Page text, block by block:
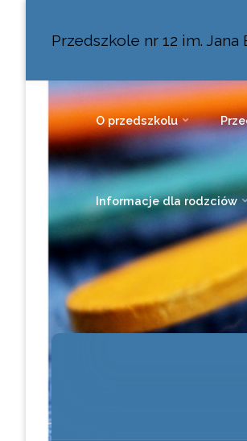
Przedszkole nr 12 im. Jana
O przedszkolu
Informacje dla rodzciów